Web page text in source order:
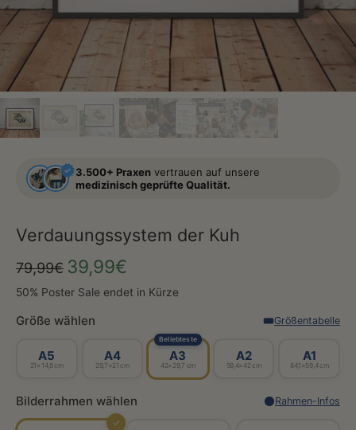
3.500+ Praxen vertrauen auf unsere
medizinisch geprüfte Qualität.
Verdauungssystem der Kuh
79,99€ 39,99€
50% Poster Sale endet in Kürze
Größe wählen Größentabelle
A5
21×14,8 cm
A4
29,7×21 cm
Beliebteste
A3
42×29,7 cm
A2
59,4×42 cm
A1
84,1×59,4 cm
Bilderrahmen wählen Rahmen-Infos
✓